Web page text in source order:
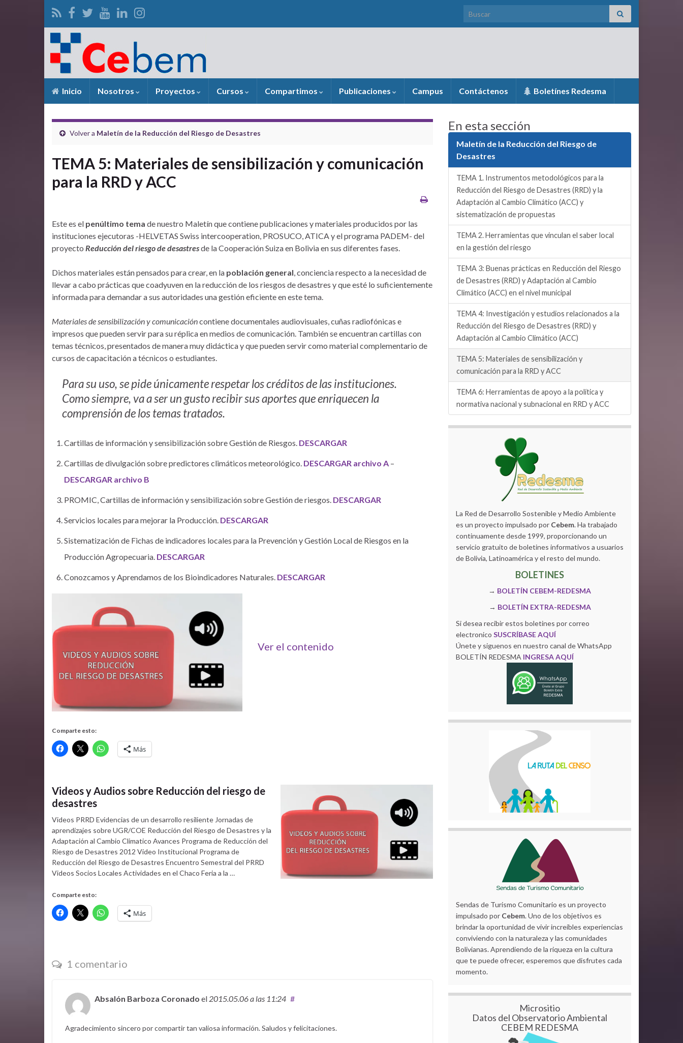
Search for:
Inicio Nosotros Proyectos Cursos Compartimos Publicaciones Campus Contáctenos Boletínes Redesma
Volver a Maletín de la Reducción del Riesgo de Desastres
TEMA 5: Materiales de sensibilización y comunicación
para la RRD y ACC
Este es el penúltimo tema de nuestro Maletín que contiene publicaciones y materiales producidos por las
instituciones ejecutoras -HELVETAS Swiss intercooperation, PROSUCO, ATICA y el programa PADEM- del
proyecto Reducción del riesgo de desastresde la Cooperación Suiza en Bolivia en sus diferentes fases.
Dichos materiales están pensados para crear, en la población general, conciencia respecto a la necesidad de
llevar a cabo prácticas que coadyuven en la reducción de los riesgos de desastres y que esté lo suficientemente
informada para demandar a sus autoridades una gestión eficiente en este tema.
Materiales de sensibilización y comunicacióncontiene documentales audiovisuales, cuñas radiofónicas e
impresos que pueden servir para su réplica en medios de comunicación. También se encuentran cartillas con
temas técnicos, presentados de manera muy didáctica y que pueden servir como material complementario de
cursos de capacitación a técnicos o estudiantes.
Para su uso, se pide únicamente respetar los créditos de las instituciones.
Como siempre, va a ser un gusto recibir sus aportes que enriquecen la
comprensión de los temas tratados.
Cartillas de información y sensibilización sobre Gestión de Riesgos. DESCARGAR
Cartillas de divulgación sobre predictores climáticos meteorológico. DESCARGAR archivo A –
DESCARGAR archivo B
PROMIC, Cartillas de información y sensibilización sobre Gestión de riesgos. DESCARGAR
Servicios locales para mejorar la Producción. DESCARGAR
Sistematización de Fichas de indicadores locales para la Prevención y Gestión Local de Riesgos en la
Producción Agropecuaria. DESCARGAR
Conozcamos y Aprendamos de los Bioindicadores Naturales. DESCARGAR
Ver el contenido
Comparte esto:
Más
Videos y Audios sobre Reducción del riesgo de
desastres
Videos PRRD Evidencias de un desarrollo resiliente Jornadas de
aprendizajes sobre UGR/COE Reducción del Riesgo de Desastres y la
Adaptación al Cambio Climatico Avances Programa de Reducción del
Riesgo de Desastres 2012 Video Institucional Programa de
Reducción del Riesgo de Desastres Encuentro Semestral del PRRD
Videos Socios Locales Actividades en el Chaco Feria a la …
Comparte esto:
Más
1 comentario
Absalón Barboza Coronado el 2015.05.06a las 11:24 #
Agradecimiento sincero por compartir tan valiosa información. Saludos y felicitaciones.
En esta sección
Maletín de la Reducción del Riesgo de
Desastres
TEMA 1. Instrumentos metodológicos para la
Reducción del Riesgo de Desastres (RRD) y la
Adaptación al Cambio Climático (ACC) y
sistematización de propuestas
TEMA 2. Herramientas que vinculan el saber local
en la gestión del riesgo
TEMA 3: Buenas prácticas en Reducción del Riesgo
de Desastres (RRD) y Adaptación al Cambio
Climático (ACC) en el nivel municipal
TEMA 4: Investigación y estudios relacionados a la
Reducción del Riesgo de Desastres (RRD) y
Adaptación al Cambio Climático (ACC)
TEMA 5: Materiales de sensibilización y
comunicación para la RRD y ACC
TEMA 6: Herramientas de apoyo a la política y
normativa nacional y subnacional en RRD y ACC
La Red de Desarrollo Sostenible y Medio Ambiente
es un proyecto impulsado por Cebem. Ha trabajado
continuamente desde 1999, proporcionando un
servicio gratuito de boletines informativos a usuarios
de Bolivia, Latinoamérica y el resto del mundo.
BOLETINES
→ BOLETÍN CEBEM-REDESMA
→ BOLETÍN EXTRA-REDESMA
Si desea recibir estos boletines por correo
electronico SUSCRÍBASE AQUÍ
Únete y siguenos en nuestro canal de WhatsApp
BOLETÍN REDESMA INGRESA AQUÍ
Sendas de Turismo Comunitario es un proyecto
impulsado por Cebem. Uno de los objetivos es
brindar la oportunidad de vivir increíbles experiencias
conviviendo con la naturaleza y las comunidades
Bolivianas. Aprendiendo de la riqueza en la cultura
que te puede ofrecer, esperemos que disfrutes cada
momento.
Micrositio
Datos del Observatorio Ambiental
CEBEM REDESMA